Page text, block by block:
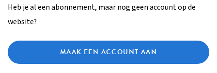
Heb je al een abonnement, maar nog geen account op de
website?
MAAK EEN ACCOUNT AAN